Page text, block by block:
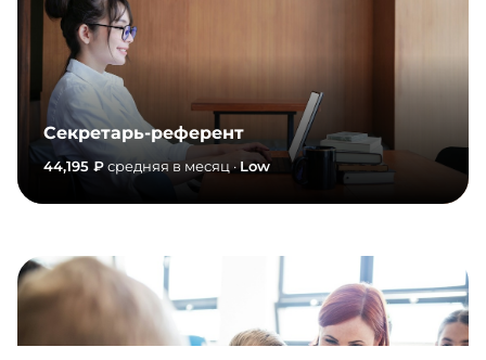
Секретарь-референт
44,195 ₽средняя в месяц ·Low